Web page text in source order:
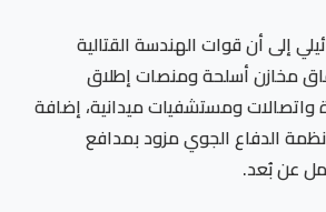
إلى أن قوات الهندسة القتالية
مخازن أسلحة ومنصات إطلاق
ومستشفيات ميدانية، إضافة
الدفاع الجوي مزود بمدافع
عن بُعد.